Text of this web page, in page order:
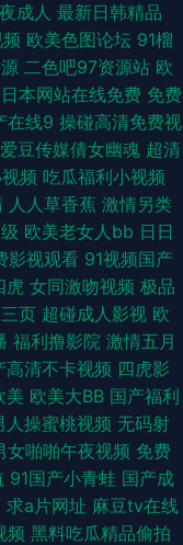
美色图2 亚洲av大片
片做爱网 超碰tv 婷婷五
视频首页蝌蚪 在线97色
堂资源在线 午夜成人性爱
成人αⅴ免费 日韩中文字
费高清视频 avav综合免费
观免费 东京热久久精品 国
院 极品色导航 久久色播
三及片 午夜老湿机免费
aV色网 国产熟女真品久
成人 最新日韩精品
欧美色图论坛 91榴
二色吧97资源站 欧
日本网站在线免费 免费
在线9 操碰高清免费视
爱豆传媒倩女幽魂 超清
频 吃瓜福利小视频
人人草香蕉 激情另类
欧美老女人bb 日日
影视观看 91视频国产
虎 女同激吻视频 极品
页 超碰成人影视 欧
福利撸影院 激情五月
高清不卡视频 四虎影
美 欧美大BB 国产福利
人操蜜桃视频 无码射
女啪啪午夜视频 免费
91国产小青蛙 国产成
求a片网址 麻豆tv在线
频 黑料吃瓜精品偷拍